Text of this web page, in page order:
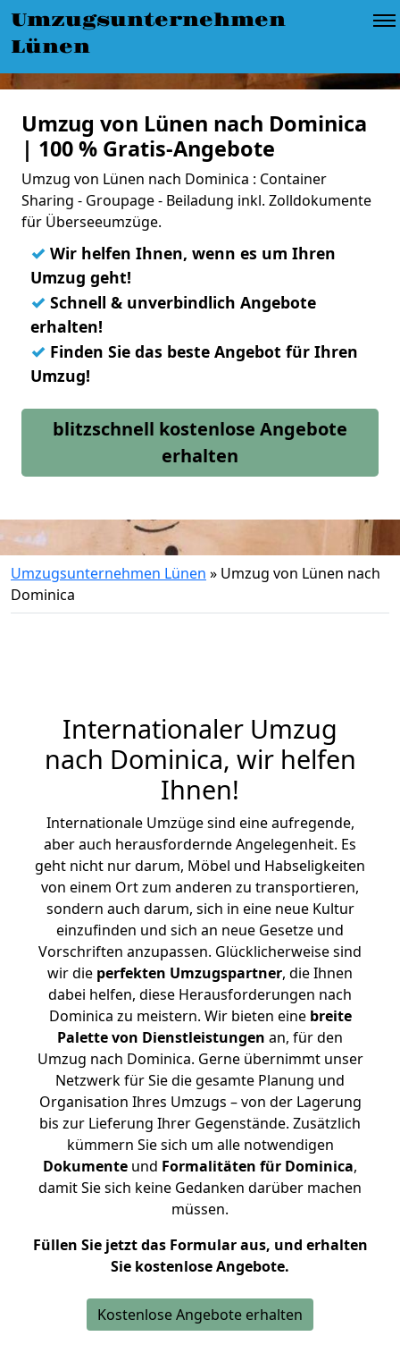
Umzugsunternehmen
Lünen
Umzug von Lünen nach Dominica
| 100 % Gratis-Angebote
Umzug von Lünen nach Dominica : Container
Sharing - Groupage - Beiladung inkl. Zolldokumente
für Überseeumzüge.
✓ Wir helfen Ihnen, wenn es um Ihren
Umzug geht!
✓ Schnell & unverbindlich Angebote
erhalten!
✓ Finden Sie das beste Angebot für Ihren
Umzug!
blitzschnell kostenlose Angebote
erhalten
Umzugsunternehmen Lünen » Umzug von Lünen nach
Dominica
Internationaler Umzug
nach Dominica, wir helfen
Ihnen!
Internationale Umzüge sind eine aufregende,
aber auch herausfordernde Angelegenheit. Es
geht nicht nur darum, Möbel und Habseligkeiten
von einem Ort zum anderen zu transportieren,
sondern auch darum, sich in eine neue Kultur
einzufinden und sich an neue Gesetze und
Vorschriften anzupassen. Glücklicherweise sind
wir die perfekten Umzugspartner, die Ihnen
dabei helfen, diese Herausforderungen nach
Dominica zu meistern. Wir bieten eine breite
Palette von Dienstleistungen an, für den
Umzug nach Dominica. Gerne übernimmt unser
Netzwerk für Sie die gesamte Planung und
Organisation Ihres Umzugs – von der Lagerung
bis zur Lieferung Ihrer Gegenstände. Zusätzlich
kümmern Sie sich um alle notwendigen
Dokumente und Formalitäten für Dominica,
damit Sie sich keine Gedanken darüber machen
müssen.
Füllen Sie jetzt das Formular aus, und erhalten
Sie kostenlose Angebote.
Kostenlose Angebote erhalten